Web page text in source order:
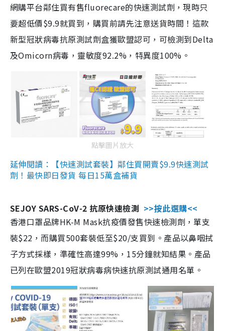
網購平台鄰住買有售fluorecare的快速測試劑，現時只
要超低價$9.9就買到，購買前請先注意送貨時間！這款
新型冠狀病毒抗原測試劑盒獲歐盟認可，可檢測到Delta
及Omicorn病毒，靈敏度92.2%，特異度100%。
點擊圖片放大
延伸閱讀：【快速測試套裝】鄰住買開賣$9.9快速測試
劑！最快即日發貨 每日15萬盒補貨
SEJOY SARS-CoV-2 抗原快速檢測 >>按此選購<<
香港口罩品牌HK-M Mask抗疫價發售快速檢測劑，單支
裝$22，而購買500套裝低至$20/支買到。產品以鼻咽拭
子方式採樣，準確性高達99%，15分鐘就知結果。產品
已列在歐盟2019冠狀病毒病快速抗原測試通用名單。